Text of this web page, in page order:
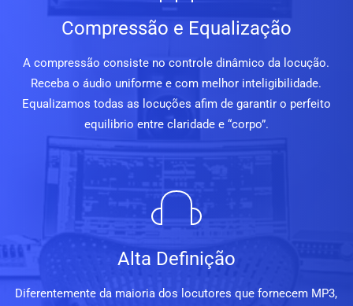
Compressão e Equalização
A compressão consiste no controle dinâmico da locução.
Receba o áudio uniforme e com melhor inteligibilidade.
Equalizamos todas as locuções afim de garantir o perfeito
equilibrio entre claridade e “corpo”.
Alta Definição
Diferentemente da maioria dos locutores que fornecem MP3,